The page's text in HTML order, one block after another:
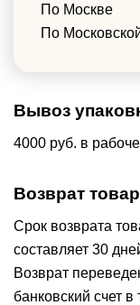
По Москве
По
Вывоз
4000 руб. в
Возврат
Срок возврата
составляет 30
Возврат
банковский счет